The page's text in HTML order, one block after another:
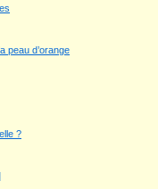
peau d’orange
?